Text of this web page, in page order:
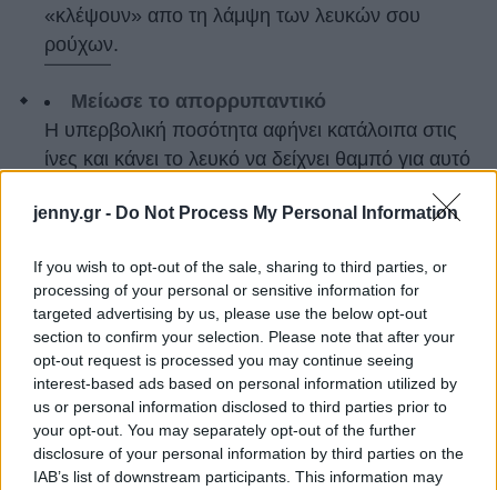
jenny.gr - Do Not Process My Personal Information
If you wish to opt-out of the sale, sharing to third parties, or
processing of your personal or sensitive information for
targeted advertising by us, please use the below opt-out
section to confirm your selection. Please note that after your
opt-out request is processed you may continue seeing
interest-based ads based on personal information utilized by
us or personal information disclosed to third parties prior to
your opt-out. You may separately opt-out of the further
disclosure of your personal information by third parties on the
IAB’s list of downstream participants. This information may
«κλέψουν» απο τη λάμψη των λευκών σου
ρούχων.
Μείωσε το απορρυπαντικό
Η υπερβολική ποσότητα αφήνει κατάλοιπα στις
ίνες και κάνει το λευκό να δείχνει θαμπό για αυτό
βάλε λιγότερο απορρυπαντικό και μην ανησυχείς,
πάλι καθαρά είναι.
Χρησιμοποίησε μαγειρική σόδα
Πρόσθεσε μισό με ένα φλιτζανάκι σόδα στον
κάδο του πλυντηρίου σου πριν πατήσεις την
πλύση. Φρεσκάρει το ύφασμα και ενισχύει
φυσικά τη λευκότητα.
Βάλε ξύδι αντί για μαλακτικό
Το λευκό ξύδι απομακρύνει άλατα και